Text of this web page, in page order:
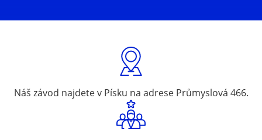
Náš závod najdete v Písku na adrese Průmyslová 466.